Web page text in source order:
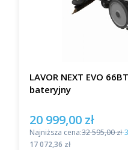
LAVOR NEXT EVO
bateryjny
Cena promocyjna
20 999,00 zł
Najniższa cena:32 595,00 zł-
Cena
17 072,36 zł